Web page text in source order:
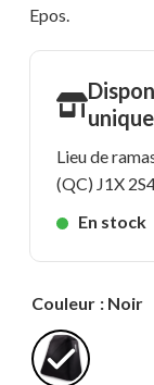
Epos.
Lieu de
(QC) J1X
En stock
Couleur : Noir